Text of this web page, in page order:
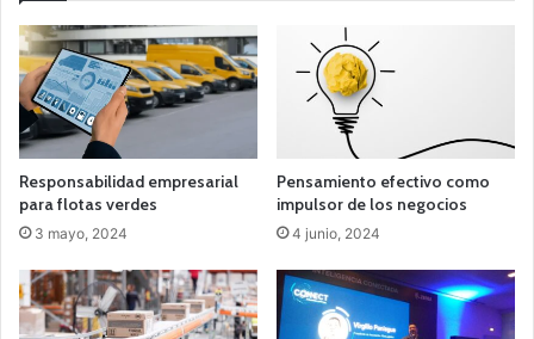
Responsabilidad empresarial
para flotas verdes
3 mayo, 2024
Pensamiento efectivo como
impulsor de los negocios
4 junio, 2024